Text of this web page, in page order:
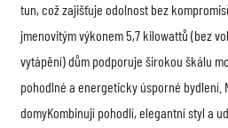
tun, což zajišťuje odolnost bez
jmenovitým výkonem 5,7 kilowattů (bez
vytápění) dům podporuje širokou škálu
pohodlné a energeticky úsporné bydlení.
domyKombinují pohodlí, elegantní styl a